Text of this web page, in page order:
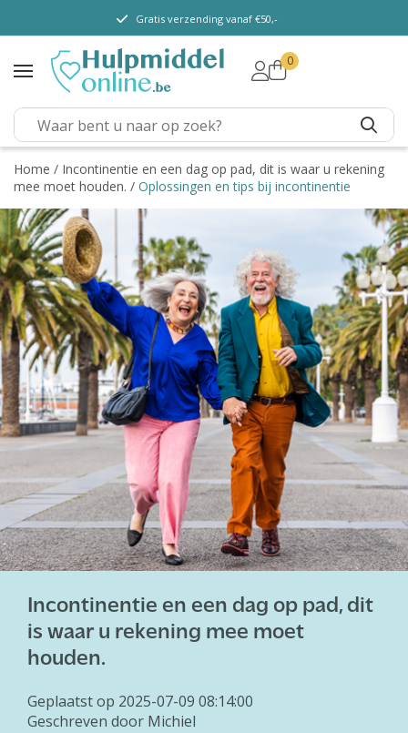
TENA Lady
TENA Men
TENA Pants (m/ v)
TENA Flex
TENA Slip
TENA overig
Depend
Dieetvoeding
Kenniscentrum
Abonnement
Gratis verzending vanaf €50,-
0
Home / Incontinentie en een dag op pad, dit is waar u rekening
mee moet houden. / Oplossingen en tips bij incontinentie
Incontinentie en een dag op pad, dit
is waar u rekening mee moet
houden.
Geplaatst op 2025-07-09 08:14:00
Geschreven door Michiel